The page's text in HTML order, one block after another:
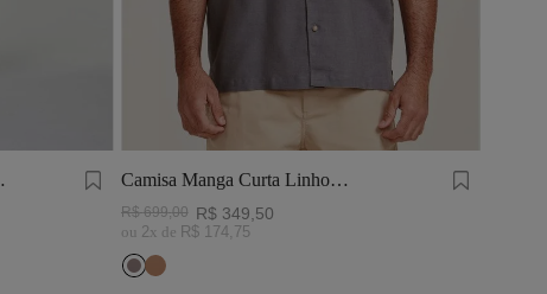
Camisa Manga Curta Linho
R$ 699,00 R$ 349 50
ou 2x de R$ 174, 75